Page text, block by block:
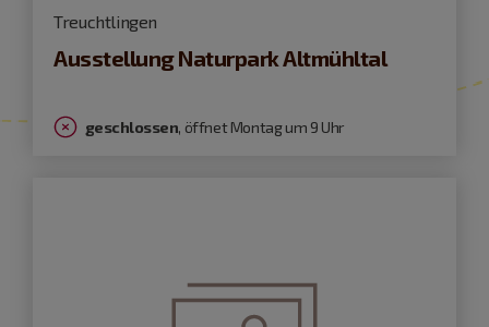
Treuchtlingen
Ausstellung Naturpark Altmühltal
geschlossen, öffnet Montag um 9 Uhr